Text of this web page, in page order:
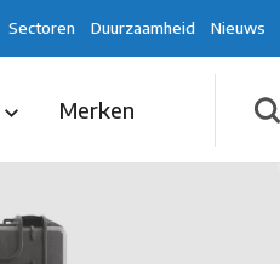
Sectoren Duurzaamheid Nieuws
Merken